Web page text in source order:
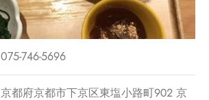
075-746-5696
京都府京都市下京区東塩小路町９０２ 京